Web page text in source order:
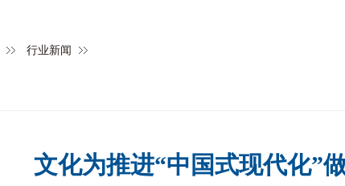
行业新闻
文化为推进“中国式现代化”